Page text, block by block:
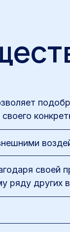
своей
ряду других